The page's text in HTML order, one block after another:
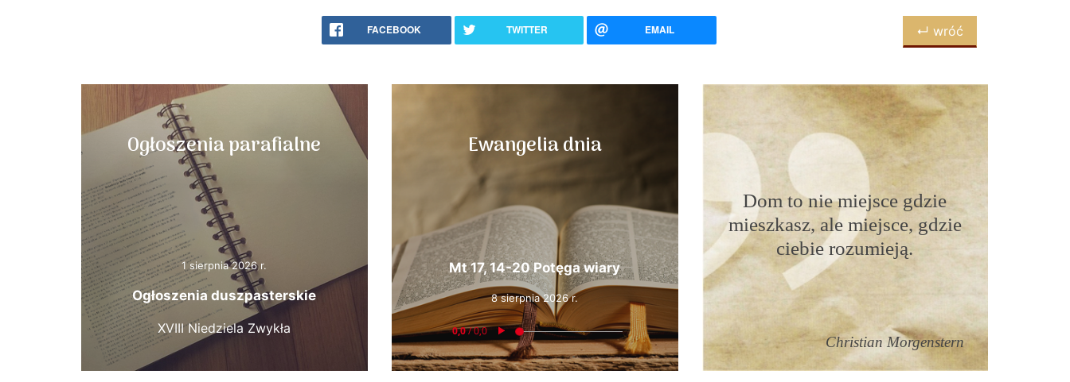
FACEBOOK TWITTER EMAIL ↵ wróć
Ogłoszenia parafialne
1 sierpnia 2026 r.
Ogłoszenia duszpasterskie
XVIII Niedziela Zwykła
Ewangelia dnia
Mt 17, 14-20 Potęga wiary
8 sierpnia 2026 r.
Dom to nie miejsce gdzie
mieszkasz, ale miejsce, gdzie
ciebie rozumieją.
Christian Morgenstern